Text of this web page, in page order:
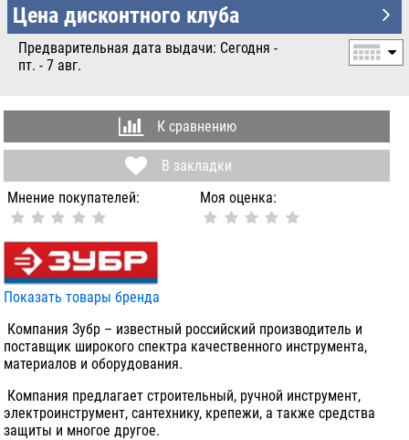
УБ.
Цена дисконтного клуба
Предварительная дата выдачи: Сегодня -
пт. - 7 авг.
К сравнению
В закладки
Мнение покупателей:
Моя оценка:
Показать товары бренда
Компания Зубр – известный российский производитель и
поставщик широкого спектра качественного инструмента,
материалов и оборудования.
Компания предлагает строительный, ручной инструмент,
электроинструмент, сантехнику, крепежи, а также средства
защиты и многое другое.